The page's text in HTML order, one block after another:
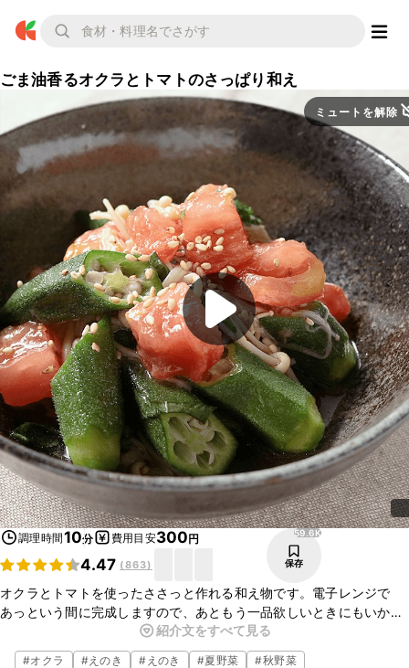
ごま油香るオクラとトマトのさっぱり和え
ミュートを解除
調理時間10分 費用目安300円
4.47 (863)
59.6K
保存
オクラとトマトを使ったささっと作れる和え物です。電子レンジで
あっという間に完成しますので、あともう一品欲しいときにもいかが
でしょうか。ごま油と大葉の香りがアクセントになり、食欲をそそり
ますよ。
紹介文をすべて見る
#オクラ #えのき # えのき #夏野菜 #秋野菜